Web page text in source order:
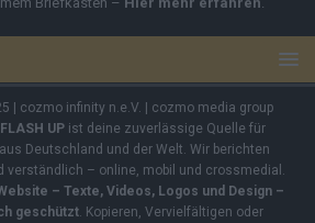
| cozmo infinity n.e.V. | cozmo media group
FLASH UPist deine zuverlässige Quelle für
Deutschland und der Welt. Wir berichten
verständlich – online, mobil und crossmedial.
– Texte, Videos, Logos und Design –
geschützt . Kopieren, Vervielfältigen oder